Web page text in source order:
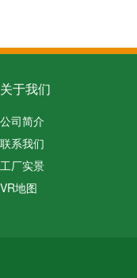
关于我们
公司简介
联系我们
工厂实景
VR地图